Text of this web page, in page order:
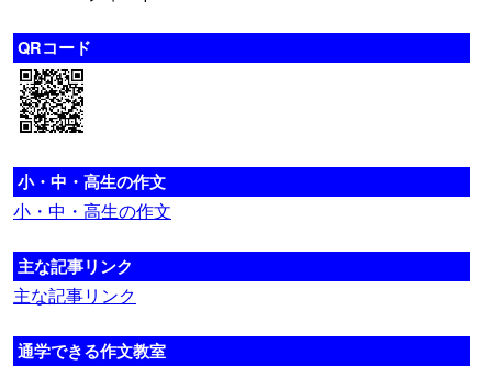
QRコード
小・中・高生の作文
小・中・高生の作文
主な記事リンク
主な記事リンク
通学できる作文教室